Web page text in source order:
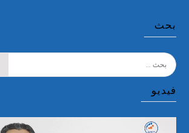
بحث
البحث
عن:
فيديو
مشغل